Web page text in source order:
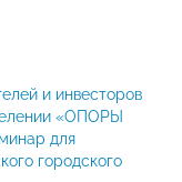
и инвесторов
«ОПОРЫ
для
городского